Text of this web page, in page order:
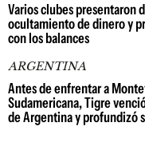
Varios clubes presentaron
ocultamiento de dinero y
con los balances
ARGENTINA
Antes de enfrentar a
Sudamericana, Tigre
de Argentina y profundizó